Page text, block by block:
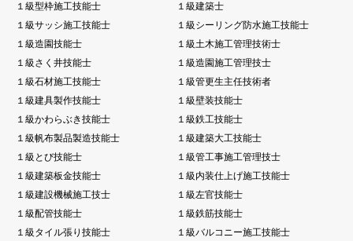
１級型枠施工技能士
１級建築士
１級サッシ施工技能士
１級シーリング防水施工技能士
１級造園技能士
１級土木施工管理技術士
１級さく井技能士
１級造園施工管理技士
１級石材施工技能士
１級管更生主任技術者
１級建具製作技能士
１級壁装技能士
１級かわらぶき技能士
１級鉄工技能士
１級帆布製品製造技能士
１級建築大工技能士
１級とび技能士
１級管工事施工管理技士
１級建築板金技能士
１級内装仕上げ施工技能士
１級建設機械施工技士
１級左官技能士
１級配管技能士
１級鉄筋技能士
１級タイル張り技能士
１級バルコニー施工技能士